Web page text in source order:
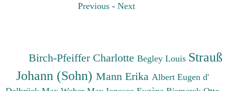
Previous- Next
Birch-Pfeiffer CharlotteBegley Louis Strauß
Johann (Sohn) Mann Erika Albert Eugen d'